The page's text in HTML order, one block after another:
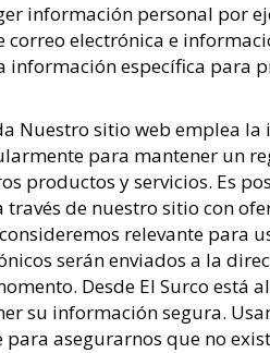
información personal por
correo electrónica e
información específica para
Nuestro sitio web emplea
para mantener un
productos y servicios. Es
de nuestro sitio con
relevante para
serán enviados a la
Desde El Surco
su información segura.
asegurarnos que no